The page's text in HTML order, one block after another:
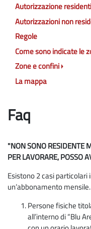
Faq
"NON SONO RESIDENTE
PER LAVORARE, POSSO
Esistono 2 casi particolari
un’abbonamento mensile.
Persone fisiche
all’interno di “Blu
Autorizzazione residenti
Autorizzazioni non
Regole
Come sono indicate le
Zone e confini
La mappa